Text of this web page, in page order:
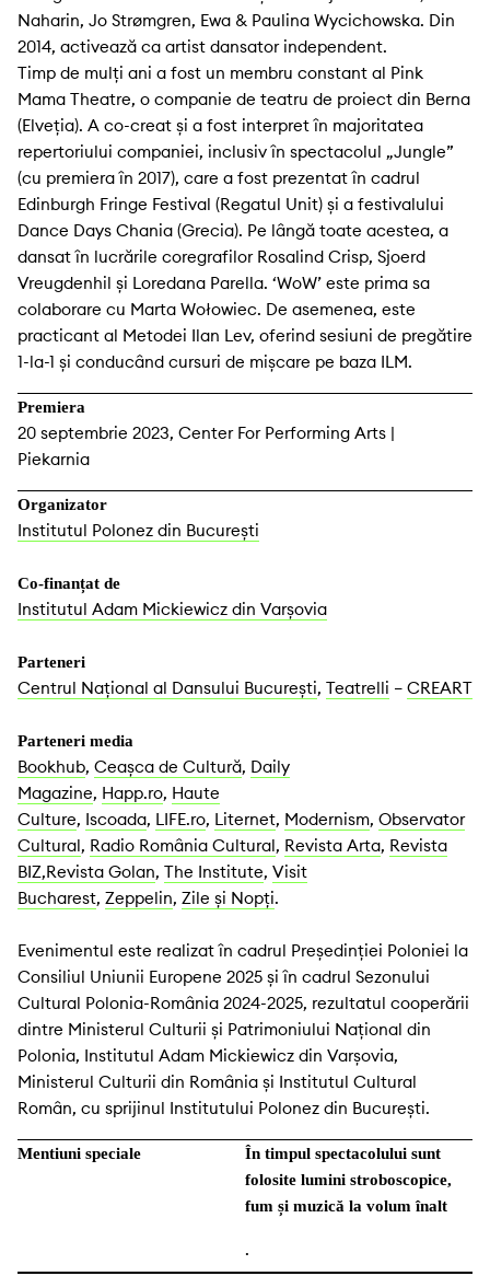
Naharin, Jo Strømgren, Ewa & Paulina Wycichowska. Din
2014, activează ca artist dansator independent.
Timp de mulți ani a fost un membru constant al Pink
Mama Theatre, o companie de teatru de proiect din Berna
(Elveția). A co-creat și a fost interpret în majoritatea
repertoriului companiei, inclusiv în spectacolul „Jungle”
(cu premiera în 2017), care a fost prezentat în cadrul
Edinburgh Fringe Festival (Regatul Unit) și a festivalului
Dance Days Chania (Grecia). Pe lângă toate acestea, a
dansat în lucrările coregrafilor Rosalind Crisp, Sjoerd
Vreugdenhil și Loredana Parella. ‘WoW’ este prima sa
colaborare cu Marta Wołowiec. De asemenea, este
practicant al Metodei Ilan Lev, oferind sesiuni de pregătire
1-la-1 și conducând cursuri de mișcare pe baza ILM.
Premiera
20 septembrie 2023, Center For Performing Arts |
Piekarnia
Organizator
Institutul Polonez din București
Co-finanțat de
Institutul Adam Mickiewicz din Varșovia
Parteneri
Centrul Național al Dansului București, Teatrelli – CREART
Parteneri media
Bookhub, Ceașca de Cultură, Daily
Magazine, Happ.ro, Haute
Culture, Iscoada, LIFE.ro, Liternet, Modernism, Observator
Cultural, Radio România Cultural, Revista Arta, Revista
BIZ,Revista Golan, The Institute, Visit
Bucharest, Zeppelin, Zile și Nopți.
Evenimentul este realizat în cadrul Președinției Poloniei la
Consiliul Uniunii Europene 2025 și în cadrul Sezonului
Cultural Polonia-România 2024-2025, rezultatul cooperării
dintre Ministerul Culturii și Patrimoniului Național din
Polonia, Institutul Adam Mickiewicz din Varșovia,
Ministerul Culturii din România și Institutul Cultural
Român, cu sprijinul Institutului Polonez din București.
Mentiuni speciale
În timpul spectacolului sunt
folosite lumini stroboscopice,
fum și muzică la volum înalt
.